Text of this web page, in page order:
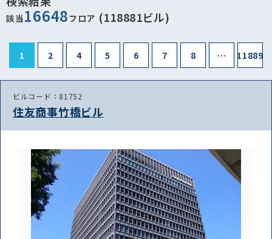
葛飾区(145) 江戸川区(208)
八王子市(314)
青梅市(2)
府中市(105) 昭島市(46)
調布市(57)
日野市(54)
東村山市(61)
国立市(57)
福生市(4)
多摩市(66)
稲城市(17)
羽村市(4)
あきる野市(7)
西東京市(45)
西多摩郡瑞穂町(2)
西多摩郡日の出町(0)
西多摩郡檜原村(0)
西多摩郡奥多摩町(0)
大島町(0)
利島村(0)
該当 16648 フロア (118881ビル)
1 2 4 5 6 7 8 … 11889
ビルコード：81752
住友商事竹橋ビル